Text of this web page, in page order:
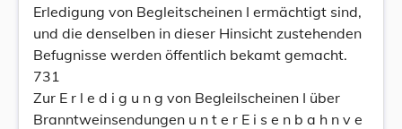
Erledigung von Begleitscheinen I ermächtigt sind,
und die denselben in dieser Hinsicht zustehenden
Befugnisse werden öffentlich bekamt gemacht.
731
Zur E r l e d i g u n g von Begleilscheinen I über
Branntweinsendungen u n t e r E i s e n b a h n v e